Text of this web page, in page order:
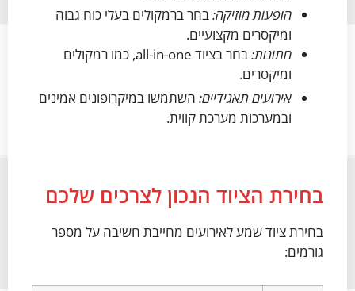
הופעות מוזיקה:בחר ברמקולים בעלי כוח גבוה
ומיקסרים מקצועיים.
חתונות:
בחר בציוד all-in-one, כמו רמקולים
ומיקסרים.
אירועים תאגידיים: השתמשו במיקרופונים אמינים
ובמערכות מערכת קווית.
בחירת הציוד הנכון לצרכים שלכם
בחירת ציוד שמע לאירועים מחייבת חשיבה על מספר
גורמים: